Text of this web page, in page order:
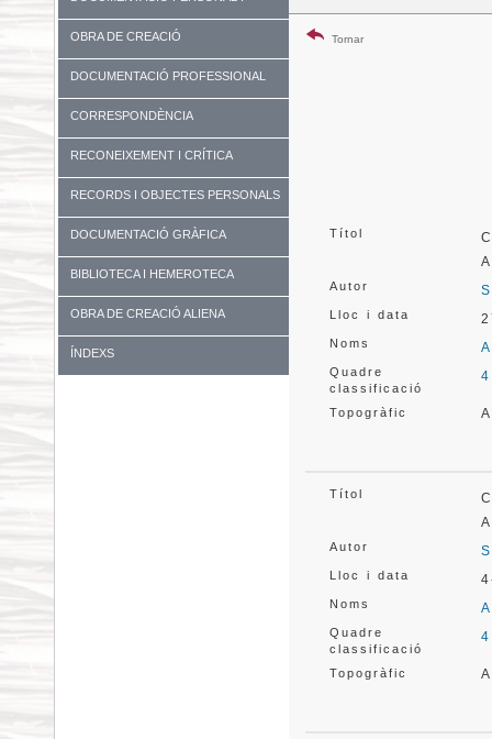
FAMILIAR
OBRA DE CREACIÓ
DOCUMENTACIÓ PROFESSIONAL
CORRESPONDÈNCIA
RECONEIXEMENT I CRÍTICA
RECORDS I OBJECTES PERSONALS
DOCUMENTACIÓ GRÀFICA
BIBLIOTECA I HEMEROTECA
OBRA DE CREACIÓ ALIENA
ÍNDEXS
Tornar
Títol
Autor
Lloc i data
Noms
Quadre
classificació
Topogràfic
Títol
Autor
Lloc i data
Noms
Quadre
classificació
Topogràfic